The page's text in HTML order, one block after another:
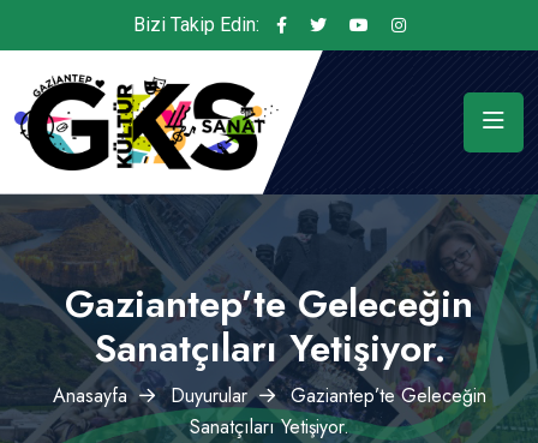
Bizi Takip Edin:
Gaziantep’te Geleceğin
Sanatçıları Yetişiyor.
Anasayfa Duyurular
Gaziantep’te Geleceğin
Sanatçıları Yetişiyor.